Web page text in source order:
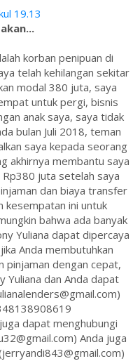
19.13
korban penipuan di
telah kehilangan sekitar
modal 380 juta, saya
untuk pergi, bisnis
anak saya, saya tidak
bulan Juli 2018, teman
saya kepada seorang
akhirnya membantu saya
juta setelah saya
dan biaya transfer
kesempatan ini untuk
bahwa ada banyak
Yuliana dapat dipercaya
Anda membutuhkan
pinjaman dengan cepat,
Yuliana dan Anda dapat
dapat menghubungi
Anda juga